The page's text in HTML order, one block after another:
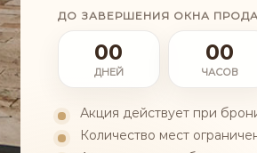
ДО ЗАВЕРШЕНИЯ ОКНА
00
ДНЕЙ
00
ЧАСОВ
Акция действует при
Количество мест